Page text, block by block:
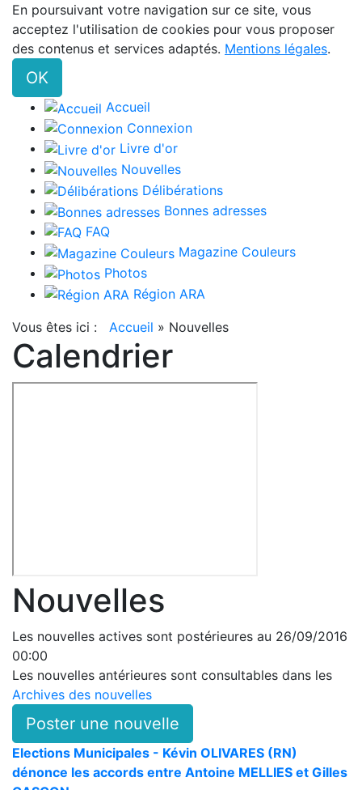
En poursuivant votre navigation sur ce site, vous
acceptez l'utilisation de cookies pour vous proposer
des contenus et services adaptés. Mentions légales.
OK
Accueil
Connexion
Livre d'or
Nouvelles
Délibérations
Bonnes adresses
FAQ
Magazine Couleurs
Photos
Région ARA
Vous êtes ici : Accueil » Nouvelles
Calendrier
Nouvelles
Les nouvelles actives sont postérieures au 26/09/2016
00:00
Les nouvelles antérieures sont consultables dans les
Archives des nouvelles
Poster une nouvelle
Elections Municipales - Kévin OLIVARES (RN)
dénonce les accords entre Antoine MELLIES et Gilles